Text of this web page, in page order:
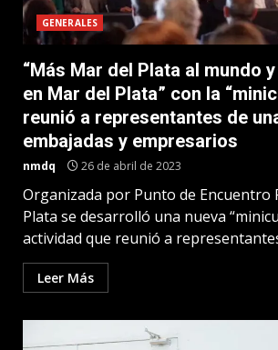
GENERALES
“Más Mar del Plata al mundo
en Mar del Plata” con la
reunió a representantes de
embajadas y empresarios
nmdq 26 de abril de 2023
Organizada por Punto de Encuentro
Plata se desarrolló una nueva
actividad que reunió a
Leer Más